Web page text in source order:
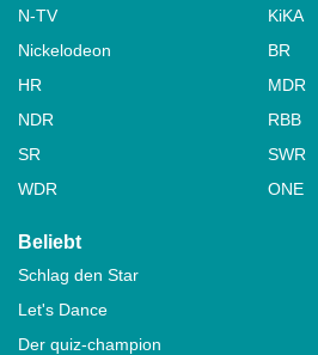
N-TV
KiKA
Nickelodeon
BR
HR
MDR
NDR
RBB
SR
SWR
WDR
ONE
Beliebt
Schlag den Star
Let's Dance
Der quiz-champion